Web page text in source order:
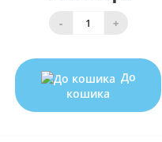
- +
До
кошика